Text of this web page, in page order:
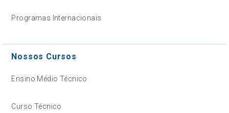
Programas Internacionais
Nossos Cursos
Ensino Médio Técnico
Curso Técnico